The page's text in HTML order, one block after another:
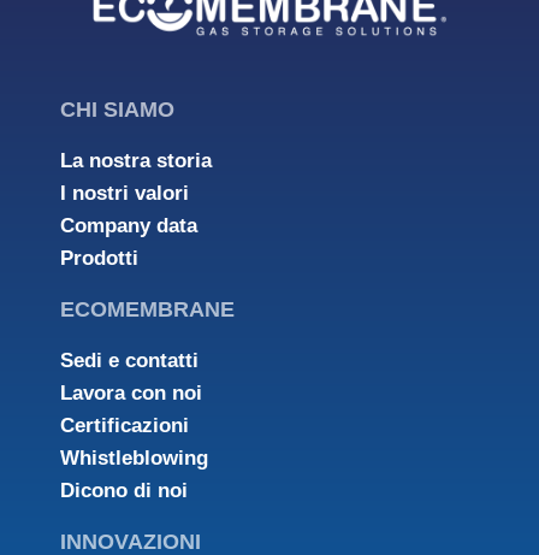
CHI SIAMO
La nostra storia
I nostri valori
Company data
Prodotti
ECOMEMBRANE
Sedi e contatti
Lavora con noi
Certificazioni
Whistleblowing
Dicono di noi
INNOVAZIONI